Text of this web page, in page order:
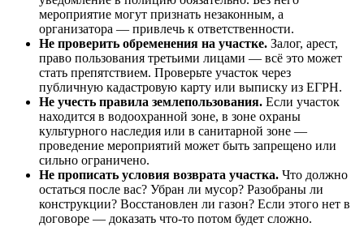
мероприятие могут признать незаконным, а
организатора — привлечь к ответственности.
Не проверить обременения на участке. Залог, арест,
право пользования третьими лицами — всё это может
стать препятствием. Проверьте участок через
публичную кадастровую карту или выписку из ЕГРН.
Не учесть правила землепользования. Если участок
находится в водоохранной зоне, в зоне охраны
культурного наследия или в санитарной зоне —
проведение мероприятий может быть запрещено или
сильно ограничено.
Не прописать условия возврата участка. Что должно
остаться после вас? Убран ли мусор? Разобраны ли
конструкции? Восстановлен ли газон? Если этого нет в
договоре — доказать что-то потом будет сложно.